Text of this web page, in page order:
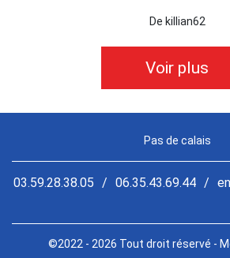
De killian62
Voir plus
Pas de calais
03.59.28.38.05 / 06.35.43.69.44 /
©2022 - 2026 Tout droit réservé -